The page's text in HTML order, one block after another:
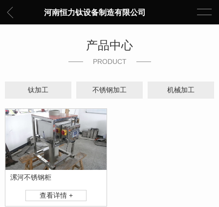
河南恒力钛设备制造有限公司
产品中心
PRODUCT
钛加工 不锈钢加工 机械加工
漯河不锈钢柜
查看详情 +